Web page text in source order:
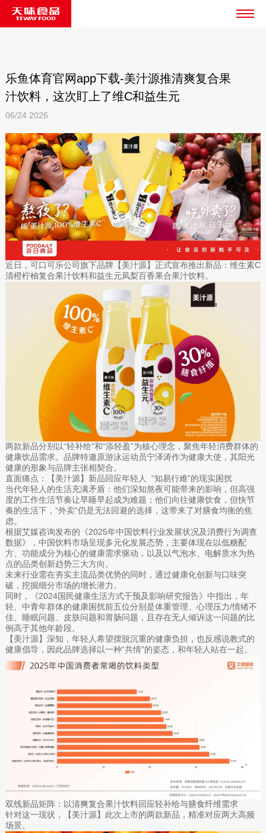
乐鱼体育官网app下载-美汁源推清爽复合果
汁饮料，这次盯上了维C和益生元
06/24 2026
近日，可口可乐公司旗下品牌【美汁源】正式宣布推出新品：维生素C
清橙柠柚复合果汁饮料和益生元凤梨百香果合果汁饮料。
两款新品分别以“轻补给”和“添轻盈”为核心理念，聚焦年轻消费群体的
健康饮品需求。品牌特邀原游泳运动员宁泽涛作为健康大使，其阳光
健康的形象与品牌主张相契合。
直面痛点：【美汁源】新品回应年轻人 “知易行难”的现实困扰
当代年轻人的生活充满矛盾：他们深知熬夜可能带来的影响，但高强
度的工作生活节奏让早睡早起成为难题；他们向往健康饮食，但快节
奏的生活下，“外卖”仍是无法回避的选择，这带来了对膳食均衡的焦
虑。
根据艾媒咨询发布的《2025年中国饮料行业发展状况及消费行为调查
数据》，中国饮料市场呈现多元化发展态势，主要体现在以低糖配
方、功能成分为核心的健康需求驱动，以及以气泡水、电解质水为热
点的品类创新趋势三大方向。
未来行业需在夯实主流品类优势的同时，通过健康化创新与口味突
破，挖掘细分市场的增长潜力。
同时，《2024国民健康生活方式干预及影响研究报告》中指出，年
轻、中青年群体的健康困扰前五位分别是体重管理、心理压力/情绪不
佳、睡眠问题、皮肤问题和胃肠问题，且存在无人倾诉这一问题的比
例高于其他年龄段。
【美汁源】深知，年轻人希望摆脱沉重的健康负担，也反感说教式的
健康倡导，因此品牌选择以一种“共情”的姿态，和年轻人站在一起。
双线新品矩阵：以清爽复合果汁饮料回应轻补给与膳食纤维需求
针对这一现状，【美汁源】此次上市的两款新品，精准对应两大高频
场景。